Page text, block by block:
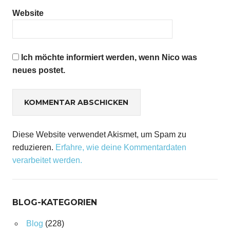
Website
Ich möchte informiert werden, wenn Nico was
neues postet.
Diese Website verwendet Akismet, um Spam zu
reduzieren. Erfahre, wie deine Kommentardaten
verarbeitet werden.
BLOG-KATEGORIEN
Blog (228)